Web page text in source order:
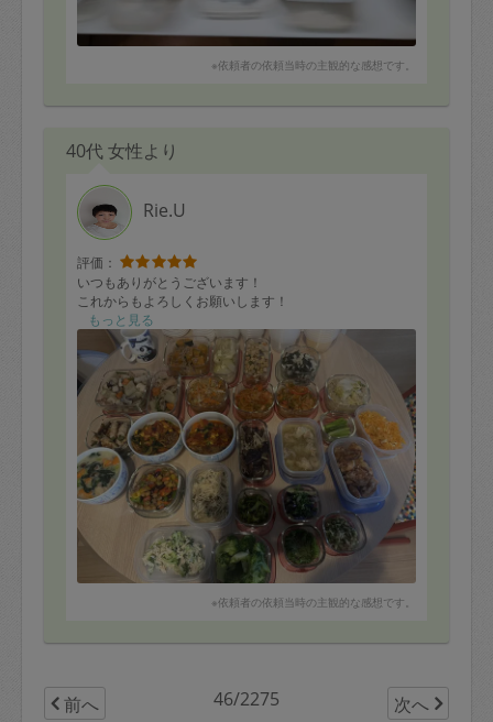
※依頼者の依頼当時の主観的な感想です。
40代 女性より
Rie.U
評価：
いつもありがとうございます！
これからもよろしくお願いします！
もっと見る
※依頼者の依頼当時の主観的な感想です。
前へ 46/2275 次へ